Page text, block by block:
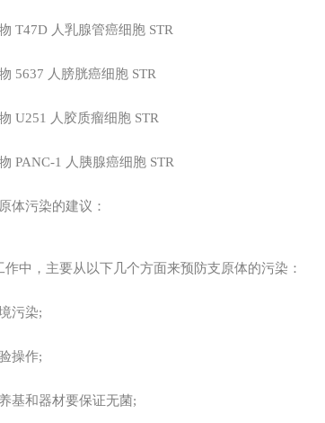
T47D 人乳腺管癌细胞 STR
5637 人膀胱癌细胞 STR
U251 人胶质瘤细胞 STR
PANC-1 人胰腺癌细胞 STR
体污染的建议：
作中，主要从以下几个方面来预防支原体的污染：
污染;
操作;
基和器材要保证无菌;